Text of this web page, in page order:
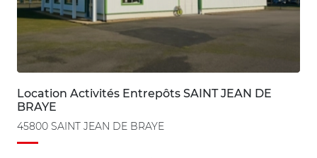
Location Activités Entrepôts SAINT JEAN DE
BRAYE
45800 SAINT JEAN DE BRAYE